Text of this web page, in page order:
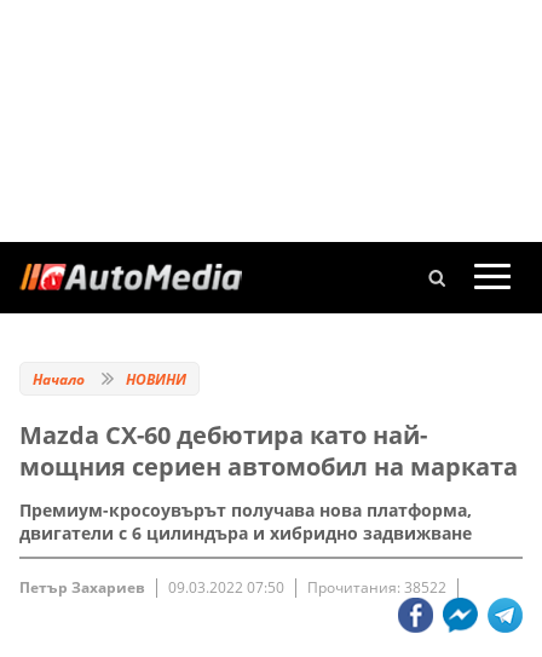
Начало НОВИНИ
Mazda CX-60 дебютира като най-
мощния сериен автомобил на марката
Премиум-кросоувърът получава нова платформа,
двигатели с 6 цилиндъра и хибридно задвижване
Петър Захариев 09.03.2022 07:50 Прочитания: 38522